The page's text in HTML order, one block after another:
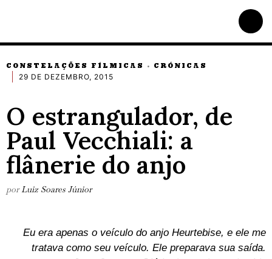
CONSTELAÇÕES FÍLMICAS · CRÓNICAS
29 DE DEZEMBRO, 2015
O estrangulador, de
Paul Vecchiali: a
flânerie do anjo
porLuiz Soares Júnior
Eu era apenas o veículo do anjo Heurtebise, e ele me
tratava como seu veículo. Ele preparava sua saída.